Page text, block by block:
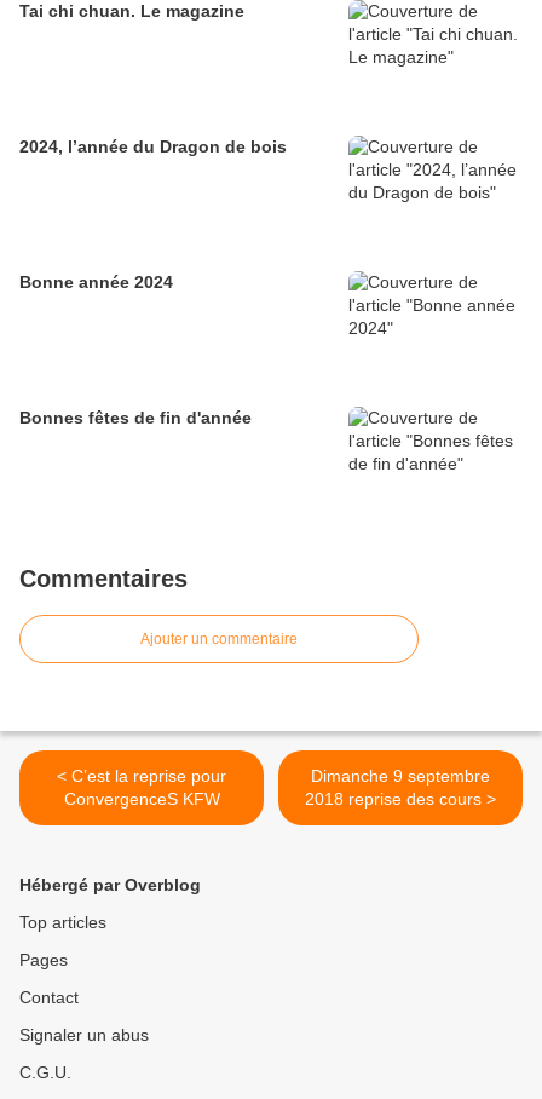
Tai chi chuan. Le magazine
2024, l’année du Dragon de bois
Bonne année 2024
Bonnes fêtes de fin d'année
Commentaires
Ajouter un commentaire
< C’est la reprise pour
ConvergenceS KFW
Dimanche 9 septembre
2018 reprise des cours >
Hébergé par Overblog
Top articles
Pages
Contact
Signaler un abus
C.G.U.